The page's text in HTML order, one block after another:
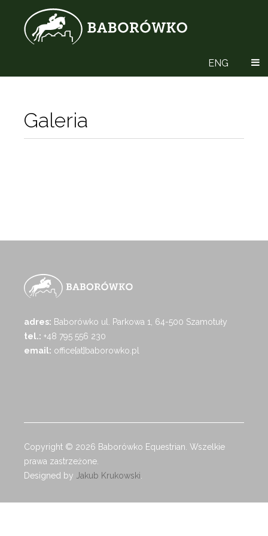
ENG
Galeria
adres: Baborówko ul. Parkowa 1, 64-500 Szamotuły
tel.: +48 795 556 230
email: office[at]baborowko.pl
Copyright © 2026 Baborówko Equestrian. Wszelkie
prawa zastrzeżone.
Designed by Jakub Krukowski